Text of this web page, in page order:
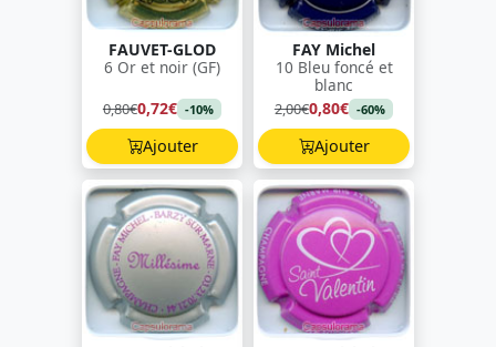
FAUVET-GLOD
6 Or et noir (GF)
0,80€0,72€ -10%
Ajouter
FAY Michel
10 Bleu foncé et
blanc
2,00€0,80€ -60%
Ajouter